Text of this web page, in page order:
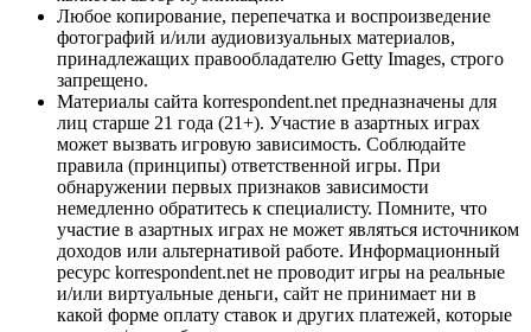
Любое копирование, перепечатка и воспроизведение
фотографий и/или аудиовизуальных материалов,
принадлежащих правообладателю Getty Images, строго
запрещено.
Материалы сайта korrespondent.net предназначены для
лиц старше 21 года (21+). Участие в азартных играх
может вызвать игровую зависимость. Соблюдайте
правила (принципы) ответственной игры. При
обнаружении первых признаков зависимости
немедленно обратитесь к специалисту. Помните, что
участие в азартных играх не может являться источником
доходов или альтернативой работе. Информационный
ресурс korrespondent.net не проводит игры на реальные
и/или виртуальные деньги, сайт не принимает ни в
какой форме оплату ставок и других платежей, которые